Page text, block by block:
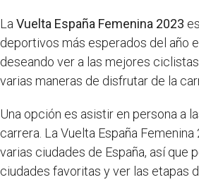
La Vuelta España Femenina 2023
deportivos más esperados del año
deseando ver a las mejores
varias maneras de disfrutar de la
Una opción es asistir en persona a
carrera. La Vuelta España
varias ciudades de España, así que
ciudades favoritas y ver las etapas